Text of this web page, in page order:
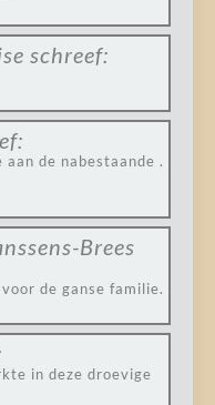
schreef:
de nabestaande .
Brees
de ganse familie.
in deze droevige